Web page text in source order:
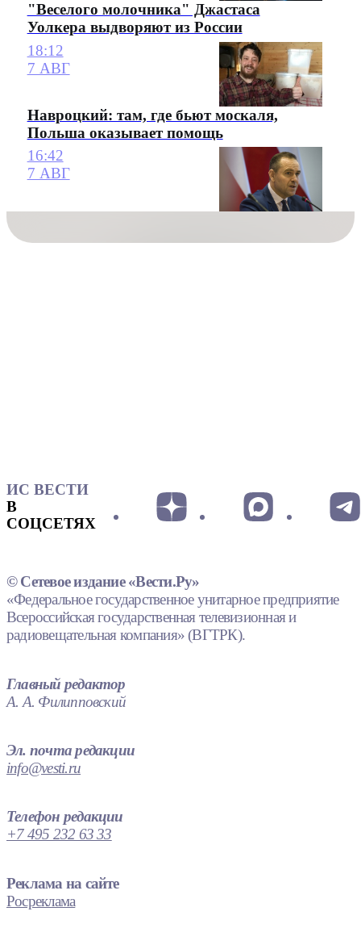
"Веселого молочника" Джастаса
Уолкера выдворяют из России
18:12
7 АВГ
Навроцкий: там, где бьют москаля,
Польша оказывает помощь
16:42
7 АВГ
ИС ВЕСТИ
В
СОЦСЕТЯХ
© Сетевое издание «Вести.Ру»
«Федеральное государственное унитарное предприятие
Всероссийская государственная телевизионная и
радиовещательная компания» (ВГТРК).
Главный редактор
А. А. Филипповский
Эл. почта редакции
info@vesti.ru
Телефон редакции
+7 495 232 63 33
Реклама на сайте
Росреклама